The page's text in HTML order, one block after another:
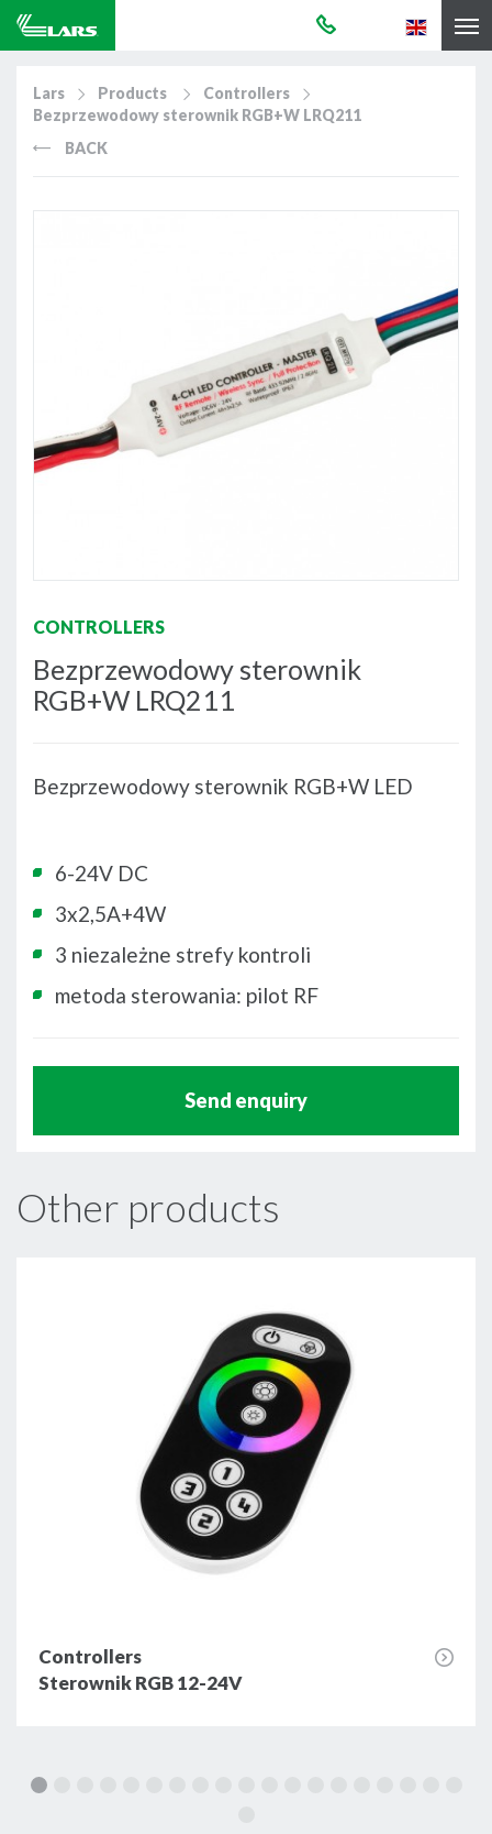
Lars Products
Controllers
Bezprzewodowy sterownik RGB+W LRQ211
BACK
CONTROLLERS
Bezprzewodowy sterownik
RGB+W LRQ211
Bezprzewodowy sterownik RGB+W LED
6-24V DC
3x2,5A+4W
3 niezależne strefy kontroli
metoda sterowania: pilot RF
Send enquiry
Other products
Controllers
Sterownik RGB 12-24V